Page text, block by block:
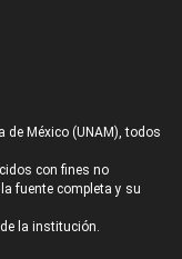
de México (UNAM), todos
con fines no
fuente completa y su
la institución.